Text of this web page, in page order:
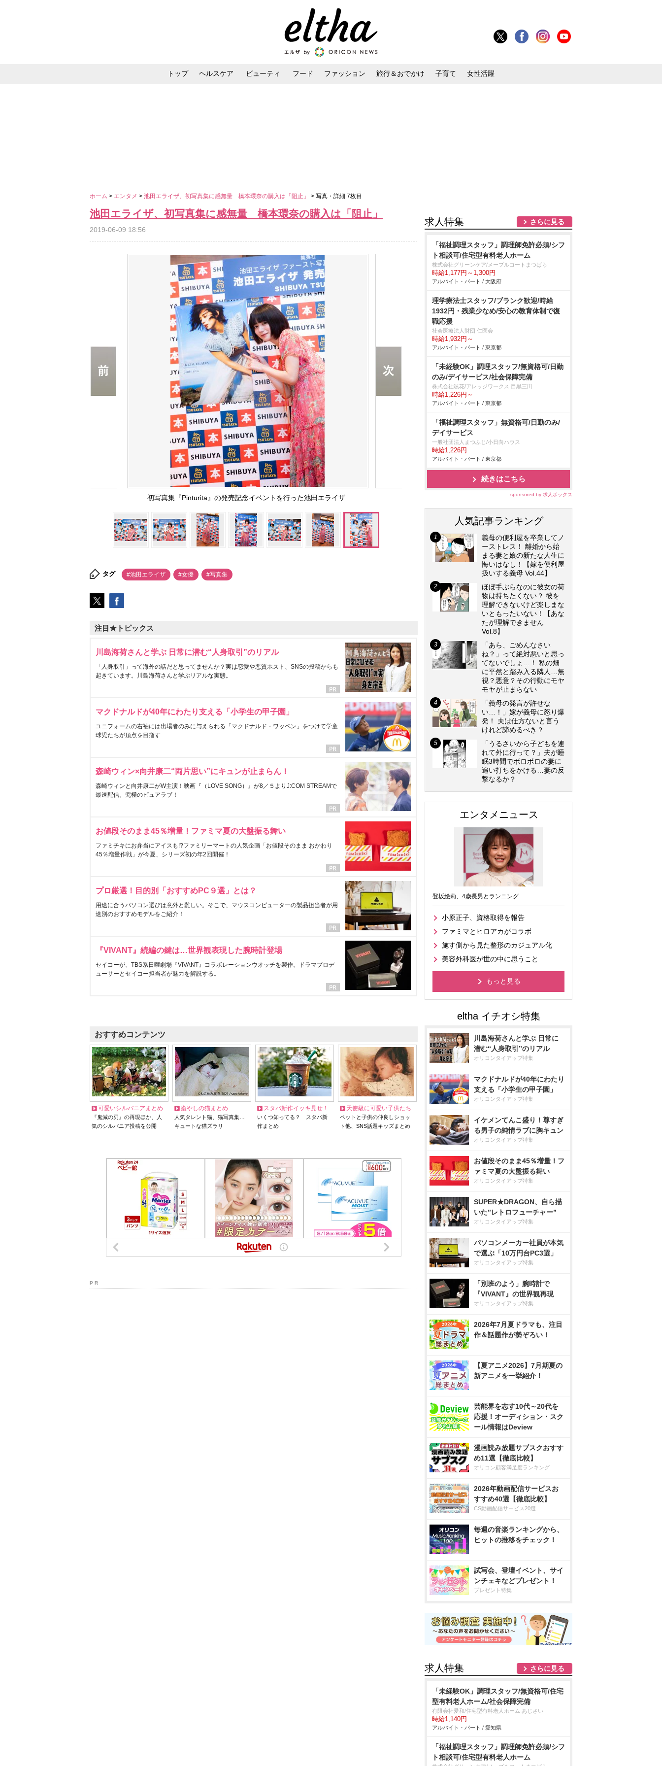
トップ ヘルスケア ビューティ フード ファッション 旅行＆おでかけ 子育て 女性活躍
ホーム > エンタメ > 池田エライザ、初写真集に感無量 橋本環奈の購入は「阻止」 > 写真・詳細 7枚目
池田エライザ、初写真集に感無量 橋本環奈の購入は「阻止」
2019-06-09 18:56
初写真集『Pinturita』の発売記念イベントを行った池田エライザ
タグ #池田エライザ #女優 #写真集
注目★トピックス
川島海荷さんと学ぶ 日常に潜む“人身取引”のリアル
「人身取引」って海外の話だと思ってませんか？実は恋愛や悪質ホスト、SNSの投稿からも
起きています。川島海荷さんと学ぶリアルな実態。
マクドナルドが40年にわたり支える「小学生の甲子園」
ユニフォームの右袖には出場者のみに与えられる「マクドナルド・ワッペン」をつけて学童
球児たちが頂点を目指す
森崎ウィン×向井康二“両片思い”にキュンが止まらん！
森崎ウィンと向井康二がW主演！映画『（LOVE SONG）』が8／５よりJ:COM STREAMで
最速配信。究極のピュアラブ！
お値段そのまま45％増量！ファミマ夏の大盤振る舞い
ファミチキにお弁当にアイスも!?ファミリーマートの人気企画「お値段そのまま おかわり
45％増量作戦」が今夏、シリーズ初の年2回開催！
プロ厳選！目的別「おすすめPC９選」とは？
用途に合うパソコン選びは意外と難しい。そこで、マウスコンピューターの製品担当者が用
途別のおすすめモデルをご紹介！
『VIVANT』続編の鍵は…世界観表現した腕時計登場
セイコーが、TBS系日曜劇場『VIVANT』コラボレーションウオッチを製作。ドラマプロデ
ューサーとセイコー担当者が魅力を解説する。
おすすめコンテンツ
可愛いシルバニアまとめ
『鬼滅の刃』の再現ほか、人
気のシルバニア投稿を公開
癒やしの猫まとめ
人気タレント猫、猫写真集…
キュートな猫ズラリ
スタバ新作イッキ見せ！
いくつ知ってる？ スタバ新
作まとめ
天使級に可愛い子供たち
ペットと子供の仲良しショッ
ト他、SNS話題キッズまとめ
P R
求人特集 さらに見る
「福祉調理スタッフ」調理師免許必須/シフ
ト相談可/住宅型有料老人ホーム
株式会社グリーンケア/メープルコートまつばら
時給1,177円～1,300円
アルバイト・パート / 大阪府
理学療法士スタッフ/ブランク歓迎/時給
1932円・残業少なめ/安心の教育体制で復
職応援
社会医療法人財団 仁医会
時給1,932円～
アルバイト・パート / 東京都
「未経験OK」調理スタッフ/無資格可/日勤
のみ/デイサービス/社会保障完備
株式会社颯花/アレッジワークス 目黒三田
時給1,226円～
アルバイト・パート / 東京都
「福祉調理スタッフ」無資格可/日勤のみ/
デイサービス
一般社団法人まつふじ/小日向ハウス
時給1,226円
アルバイト・パート / 東京都
続きはこちら
sponsored by 求人ボックス
人気記事ランキング
義母の便利屋を卒業してノ
ーストレス！ 離婚から始
まる妻と娘の新たな人生に
悔いはなし！【嫁を便利屋
扱いする義母 Vol.44】
ほぼ手ぶらなのに彼女の荷
物は持ちたくない？ 彼を
理解できないけど楽しまな
いともったいない！【あな
たが理解できません
Vol.8】
「あら、ごめんなさい
ね？」って絶対悪いと思っ
てないでしょ…！ 私の畑
に平然と踏み入る隣人…無
視？悪意？その行動にモヤ
モヤが止まらない
「義母の発言が許せな
い…！」嫁が義母に怒り爆
発！ 夫は仕方ないと言う
けれど諦めるべき？
「うるさいから子どもを連
れて外に行って？」夫が睡
眠3時間でボロボロの妻に
追い打ちをかける…妻の反
撃なるか？
エンタメニュース
登坂絵莉、4歳長男とランニング
小原正子、資格取得を報告
ファミマとヒロアカがコラボ
施す側から見た整形のカジュアル化
美容外科医が世の中に思うこと
もっと見る
川島海荷さんと学ぶ 日常に
潜む“人身取引”のリアル
オリコンタイアップ特集
マクドナルドが40年にわたり
支える「小学生の甲子園」
オリコンタイアップ特集
イケメンてんこ盛り！尊すぎ
る男子の純情ラブに胸キュン
オリコンタイアップ特集
お値段そのまま45％増量！フ
ァミマ夏の大盤振る舞い
オリコンタイアップ特集
SUPER★DRAGON、自ら描
いた”レトロフューチャー”
オリコンタイアップ特集
パソコンメーカー社員が本気
で選ぶ「10万円台PC3選」
オリコンタイアップ特集
「別班のよう」腕時計で
『VIVANT』の世界観再現
オリコンタイアップ特集
2026年7月夏ドラマも、注目
作＆話題作が勢ぞろい！
【夏アニメ2026】7月期夏の
新アニメを一挙紹介！
芸能界を志す10代～20代を
応援！オーディション・スク
ール情報はDeview
漫画読み放題サブスクおすす
め11選【徹底比較】
オリコン顧客満足度ランキング
2026年動画配信サービスお
すすめ40選【徹底比較】
CS動画配信サービス20選
毎週の音楽ランキングから、
ヒットの推移をチェック！
試写会、登壇イベント、サイ
ンチェキなどプレゼント！
プレゼント特集
求人特集 さらに見る
「未経験OK」調理スタッフ/無資格可/住宅
型有料老人ホーム/社会保障完備
有限会社愛和/住宅型有料老人ホーム あじさい
時給1,140円
アルバイト・パート / 愛知県
「福祉調理スタッフ」調理師免許必須/シフ
ト相談可/住宅型有料老人ホーム